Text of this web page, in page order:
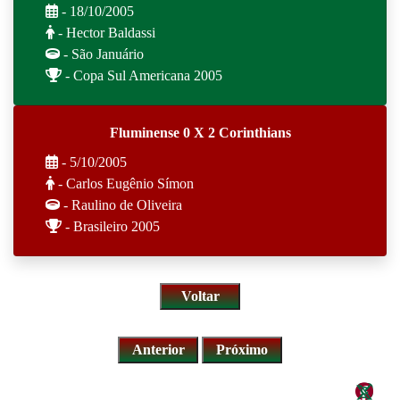
- 18/10/2005
- Hector Baldassi
- São Januário
- Copa Sul Americana 2005
Fluminense 0 X 2 Corinthians
- 5/10/2005
- Carlos Eugênio Símon
- Raulino de Oliveira
- Brasileiro 2005